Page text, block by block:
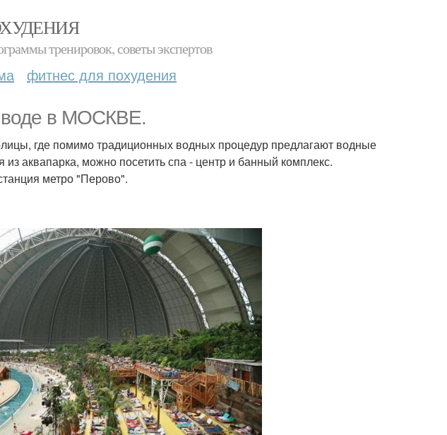
тренировок, советы экспертов
фитнес для похудения
воде в МОСКВЕ.
где помимо традиционных водных процедур предлагают водные
аквапарка, можно посетить спа - центр и банный комплекс.
метро "Перово".